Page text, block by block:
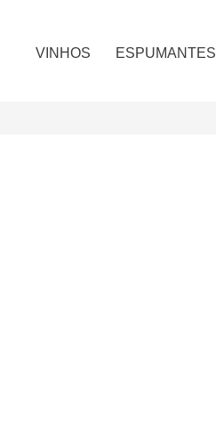
VINHOS ESPUMANTES